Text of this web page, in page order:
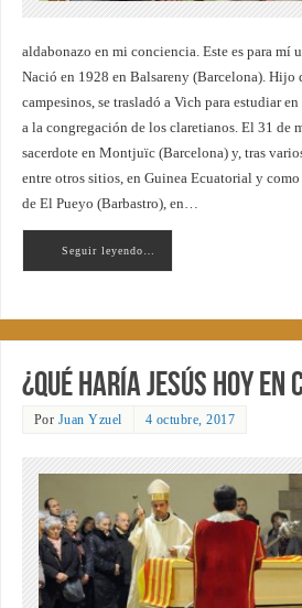
aldabonazo en mi conciencia. Este es para mí
Nació en 1928 en Balsareny (Barcelona). Hijo
campesinos, se trasladó a Vich para estudiar
a la congregación de los claretianos. El 31 de
sacerdote en Montjuïc (Barcelona) y, tras
entre otros sitios, en Guinea Ecuatorial y
de El Pueyo (Barbastro), en…
Seguir leyendo…
¿Qué haría Jesús hoy en
Por Juan Yzuel 4 octubre, 2017